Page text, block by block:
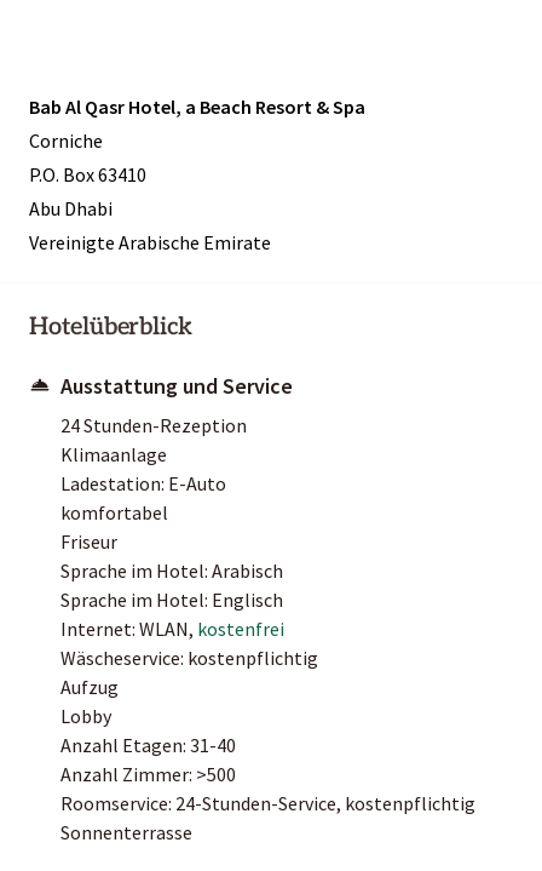
Bab Al Qasr Hotel, a Beach Resort & Spa
Corniche
P.O. Box 63410
Abu Dhabi
Vereinigte Arabische Emirate
Hotelüberblick
Ausstattung und Service
24 Stunden-Rezeption
Klimaanlage
Ladestation: E-Auto
komfortabel
Friseur
Sprache im Hotel: Arabisch
Sprache im Hotel: Englisch
Internet: WLAN, kostenfrei
Wäscheservice: kostenpflichtig
Aufzug
Lobby
Anzahl Etagen: 31-40
Anzahl Zimmer: >500
Roomservice: 24-Stunden-Service, kostenpflichtig
Sonnenterrasse